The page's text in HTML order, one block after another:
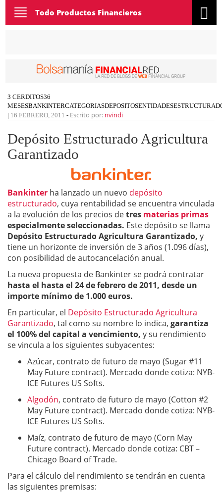
Toggle
navigation
Todo Productos Financieros
3 CERDITOS36
MESESBANKINTERCATEGORIASDEPOSITOSENTIDADES
| 16 FEBRERO, 2011 - Escrito por: nvindi
Depósito Estructurado Agricultura
Garantizado
Bankinter ha lanzado un nuevo depósito
estructurado, cuya rentabilidad se encuentra vinculada
a la evolución de los precios detres materias primas
especialmente seleccionadas. Este depósito se llama
Depósito Estructurado Agricultura Garantizado, y
tiene un horizonte de inversión de 3 años (1.096 días),
con posibilidad de autocancelación anual.
La nueva propuesta de Bankinter se podrá contratar
hasta el hasta el 24 de febrero de 2011, desde un
importe mínimo de 1.000 euros.
En particular, el Depósito Estructurado Agricultura
Garantizado, tal como su nombre lo indica, garantiza
el 100% del capital a vencimiento, y su rendimiento
se vincula a los siguientes subyacentes:
Azúcar, contrato de futuro de mayo (Sugar #11
May Future contract). Mercado donde cotiza: NYB-
ICE Futures US Softs.
Algodón, contrato de futuro de mayo (Cotton #2
May Future contract). Mercado donde cotiza: NYB-
ICE Futures US Softs.
Maíz, contrato de futuro de mayo (Corn May
Future contract). Mercado donde cotiza: CBT –
Chicago Board of Trade.
Para el cálculo del rendimiento se tendrán en cuenta
las siguientes premisas: